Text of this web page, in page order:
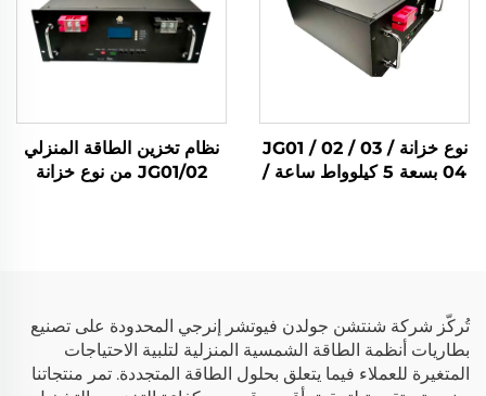
لنظام تخزين الطاقة المنزلي
بالطاقة الشمسية
نوع خزانة JG01 / 02 / 03 /
04 بسعة 5 كيلوواط ساعة /
نظام تخزين الطاقة المنزلي
JG01/02 من نوع خزانة
تُركّز شركة شنتشن جولدن فيوتشر إنرجي المحدودة على تصنيع
بطاريات أنظمة الطاقة الشمسية المنزلية لتلبية الاحتياجات
المتغيرة للعملاء فيما يتعلق بحلول الطاقة المتجددة. تمر منتجاتنا